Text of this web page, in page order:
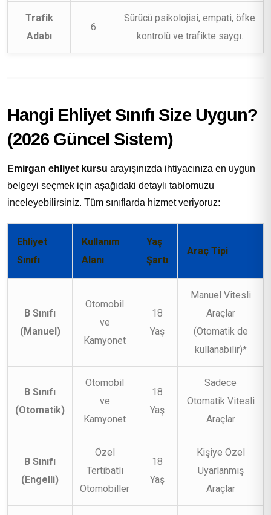
Trafik
Adabı
6
Sürücü psikolojisi, empati, öfke
kontrolü ve trafikte saygı.
Hangi Ehliyet Sınıfı Size Uygun?
(2026 Güncel Sistem)
Emirgan ehliyet kursu arayışınızda ihtiyacınıza en uygun
belgeyi seçmek için aşağıdaki detaylı tablomuzu
inceleyebilirsiniz. Tüm sınıflarda hizmet veriyoruz:
Ehliyet
Sınıfı
Kullanım
Alanı
Yaş
Şartı
Araç Tipi
B Sınıfı
(Manuel)
Otomobil
ve
Kamyonet
18
Yaş
Manuel Vitesli
Araçlar
(Otomatik de
kullanabilir)*
B Sınıfı
(Otomatik)
Otomobil
ve
Kamyonet
18
Yaş
Sadece
Otomatik Vitesli
Araçlar
B Sınıfı
(Engelli)
Özel
Tertibatlı
Otomobiller
18
Yaş
Kişiye Özel
Uyarlanmış
Araçlar